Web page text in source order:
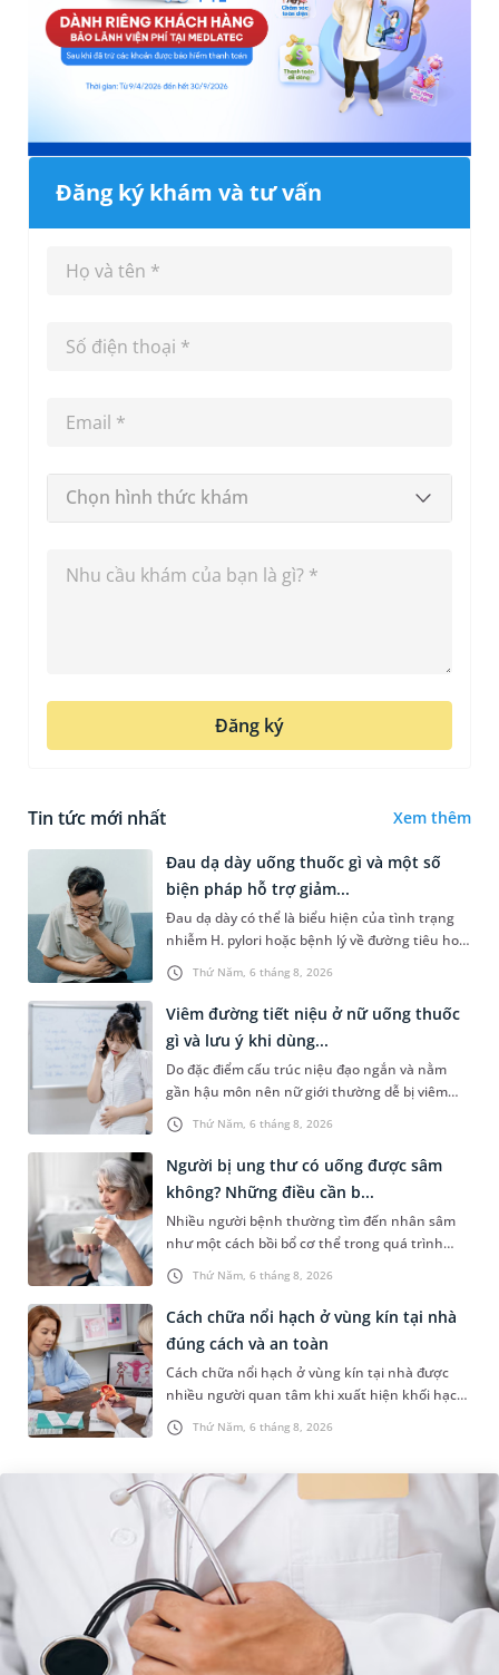
Đăng ký khám và tư vấn
Chọn hình thức khám
Đăng ký
Tin tức mới nhất Xem thêm
Thứ Năm, 6 tháng 8, 2026
Đau dạ dày uống thuốc gì và một số
biện pháp hỗ trợ giảm...
Đau dạ dày có thể là biểu hiện của tình trạng
nhiễm H. pylori hoặc bệnh lý về đường tiêu hoá
khác. Dựa theo nguyên nhân cụ thể, bác sĩ sẽ
cân nhắc chỉ định p...
Thứ Năm, 6 tháng 8, 2026
Viêm đường tiết niệu ở nữ uống thuốc
gì và lưu ý khi dùng...
Do đặc điểm cấu trúc niệu đạo ngắn và nằm
gần hậu môn nên nữ giới thường dễ bị viêm
đường tiết niệu hơn nam giới. Tùy theo nguyên
nhân, mức độ nhiễm trùng và...
Thứ Năm, 6 tháng 8, 2026
Người bị ung thư có uống được sâm
không? Những điều cần b...
Nhiều người bệnh thường tìm đến nhân sâm
như một cách bồi bổ cơ thể trong quá trình
điều trị ung thư. Tuy nhiên, câu hỏi người bị
ung thư có uống được sâm kh...
Thứ Năm, 6 tháng 8, 2026
Cách chữa nổi hạch ở vùng kín tại nhà
đúng cách và an toàn
Cách chữa nổi hạch ở vùng kín tại nhà được
nhiều người quan tâm khi xuất hiện khối hạch
nhỏ ở vùng bẹn hoặc cơ quan sinh dục. Nếu
hạch mới xuất hiện, kích th...